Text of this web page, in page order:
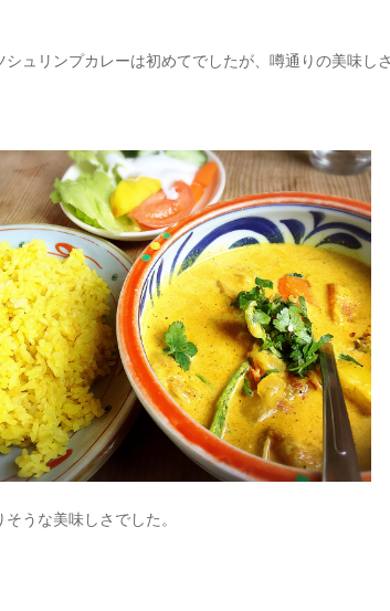
シュリンプカレーは初めてでしたが、噂通りの美味しさ
そうな美味しさでした。